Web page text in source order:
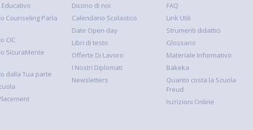
Counseling Parla
CIC
SicuraMente
dalla Tua parte
Dicono di noi
Calendario Scolastico
Date Open day
Libri di testo
Offerte Di Lavoro
I Nostri Diplomati
Newsletters
FAQ
Link Utili
Strumenti didattici
Glossario
Materiale Informativo
Bakeka
Quanto costa la Scuola
Freud
Iscrizioni Online